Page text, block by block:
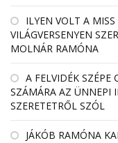
ILYEN VOLT A
VILÁGVERSENYEN
MOLNÁR RAMÓNA
A FELVIDÉK SZÉPE
SZÁMÁRA AZ ÜNNEPI
SZERETETRŐL SZÓL
JÁKÓB RAMÓNA